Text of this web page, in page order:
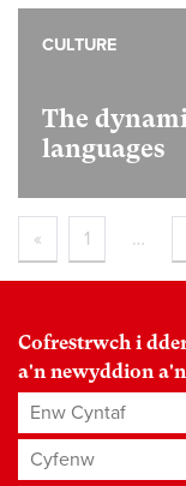
The
languages
CULTURE
« 1 …
Cofrestrwch i
a'n newyddion
Enw Cyntaf
Cyfenw